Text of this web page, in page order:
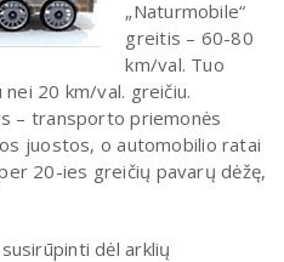
„Naturmobile“
greitis – 60-80
km/val. Tuo
20 km/val. greičiu.
– transporto priemonės
juostos, o automobilio ratai
20-ies greičių pavarų dėžę,
dėl arklių